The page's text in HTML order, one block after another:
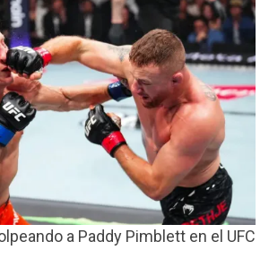
a Paddy Pimblett en el UFC